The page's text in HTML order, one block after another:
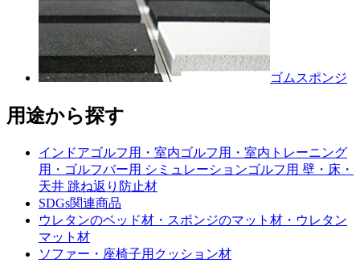
ゴムスポンジ
用途から探す
インドアゴルフ用・室内ゴルフ用・室内トレーニング
用・ゴルフバー用 シミュレーションゴルフ用 壁・床・
天井 跳ね返り防止材
SDGs関連商品
ウレタンのベッド材・スポンジのマット材・ウレタン
マット材
ソファー・座椅子用クッション材